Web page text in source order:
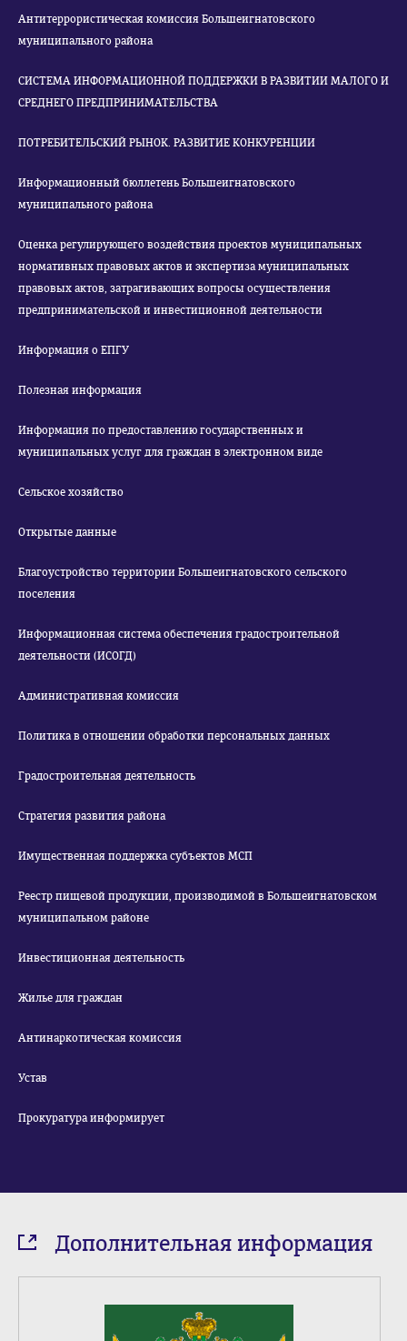
Антитеррористическая комиссия Большеигнатовского
муниципального района
СИСТЕМА ИНФОРМАЦИОННОЙ ПОДДЕРЖКИ В РАЗВИТИИ МАЛОГО И
СРЕДНЕГО ПРЕДПРИНИМАТЕЛЬСТВА
ПОТРЕБИТЕЛЬСКИЙ РЫНОК. РАЗВИТИЕ КОНКУРЕНЦИИ
Информационный бюллетень Большеигнатовского
муниципального района
Оценка регулирующего воздействия проектов муниципальных
нормативных правовых актов и экспертиза муниципальных
правовых актов, затрагивающих вопросы осуществления
предпринимательской и инвестиционной деятельности
Информация о ЕПГУ
Полезная информация
Информация по предоставлению государственных и
муниципальных услуг для граждан в электронном виде
Сельское хозяйство
Открытые данные
Благоустройство территории Большеигнатовского сельского
поселения
Информационная система обеспечения градостроительной
деятельности (ИСОГД)
Административная комиссия
Политика в отношении обработки персональных данных
Градостроительная деятельность
Стратегия развития района
Имущественная поддержка субъектов МСП
Реестр пищевой продукции, производимой в Большеигнатовском
муниципальном районе
Инвестиционная деятельность
Жилье для граждан
Антинаркотическая комиссия
Устав
Прокуратура информирует
Дополнительная информация